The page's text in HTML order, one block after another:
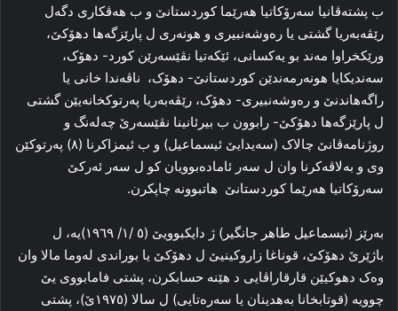
ب پشتەڤانیا سەرۆکاتیا هەرێما کوردستانێ و ب هەڤکاری دگەل
رێڤەبەریا گشتی یا رەوشەنبیری و هونەری ل پارێزگەها دهۆکێ،
ورێکخراوا مەند بو یەکسانی، ئێکەتیا نڤێسەرێن کورد- دهۆک،
سەندیکایا هونەرمەندێن کوردستانێ- دهۆک، ناڤەندا خانی یا
راگەهاندنێ و رەوشەنبیری- دهۆک، رێڤەبەریا پەرتوکخانەیێن گشتی
ل پارێزگەها دهۆکێ- رابوون ب بیرئانینا نڤێسەرێ چەلەنگ و
روژنامەڤانێ چالاک (سەیدایێ ئیسماعیل) و ب ئیمزاکرنا (٨) پەرتوکێن
وی و بەلاڤەکرنا وان ل سەر ئامادەبوویان کو ل سەر ئەرکێ
سەرۆکاتیا هەرێما کوردستانێ هاتبوونە چاپکرن.
بەرێز (ئیسماعیل طاهر جانگیر) ژ دایکبوویێ (٥ /١/ ١٩٦٩)یە، ل
باژێرێ دهۆکێ، قوناغا زاروکینیێ ل دهۆکێ یا بوراندی لەوما مالا وان
وەک دهوکیێن قارقاراڤایی د هێنە حسابکرن، پشتی فامابووی یێ
چوویە (قوتابخانا بەهدینان یا سەرەتایی) ل سالا (١٩٧٥ێ)، پشتی